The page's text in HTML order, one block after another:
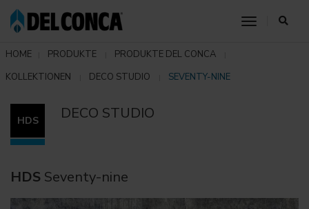
toggle
HOME PRODUKTE
PRODUKTE DEL CONCA
KOLLEKTIONEN
DECO STUDIO SEVENTY-NINE
HDS DECO STUDIO
HDS Seventy-nine